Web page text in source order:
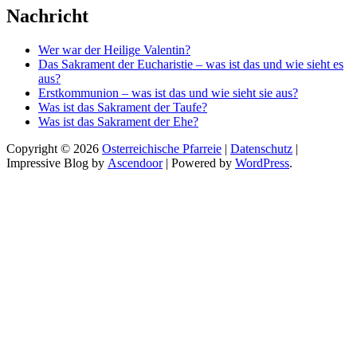
Nachricht
Wer war der Heilige Valentin?
Das Sakrament der Eucharistie – was ist das und wie sieht es
aus?
Erstkommunion – was ist das und wie sieht sie aus?
Was ist das Sakrament der Taufe?
Was ist das Sakrament der Ehe?
Copyright © 2026 Osterreichische Pfarreie | Datenschutz |
Impressive Blog by Ascendoor| Powered by WordPress.